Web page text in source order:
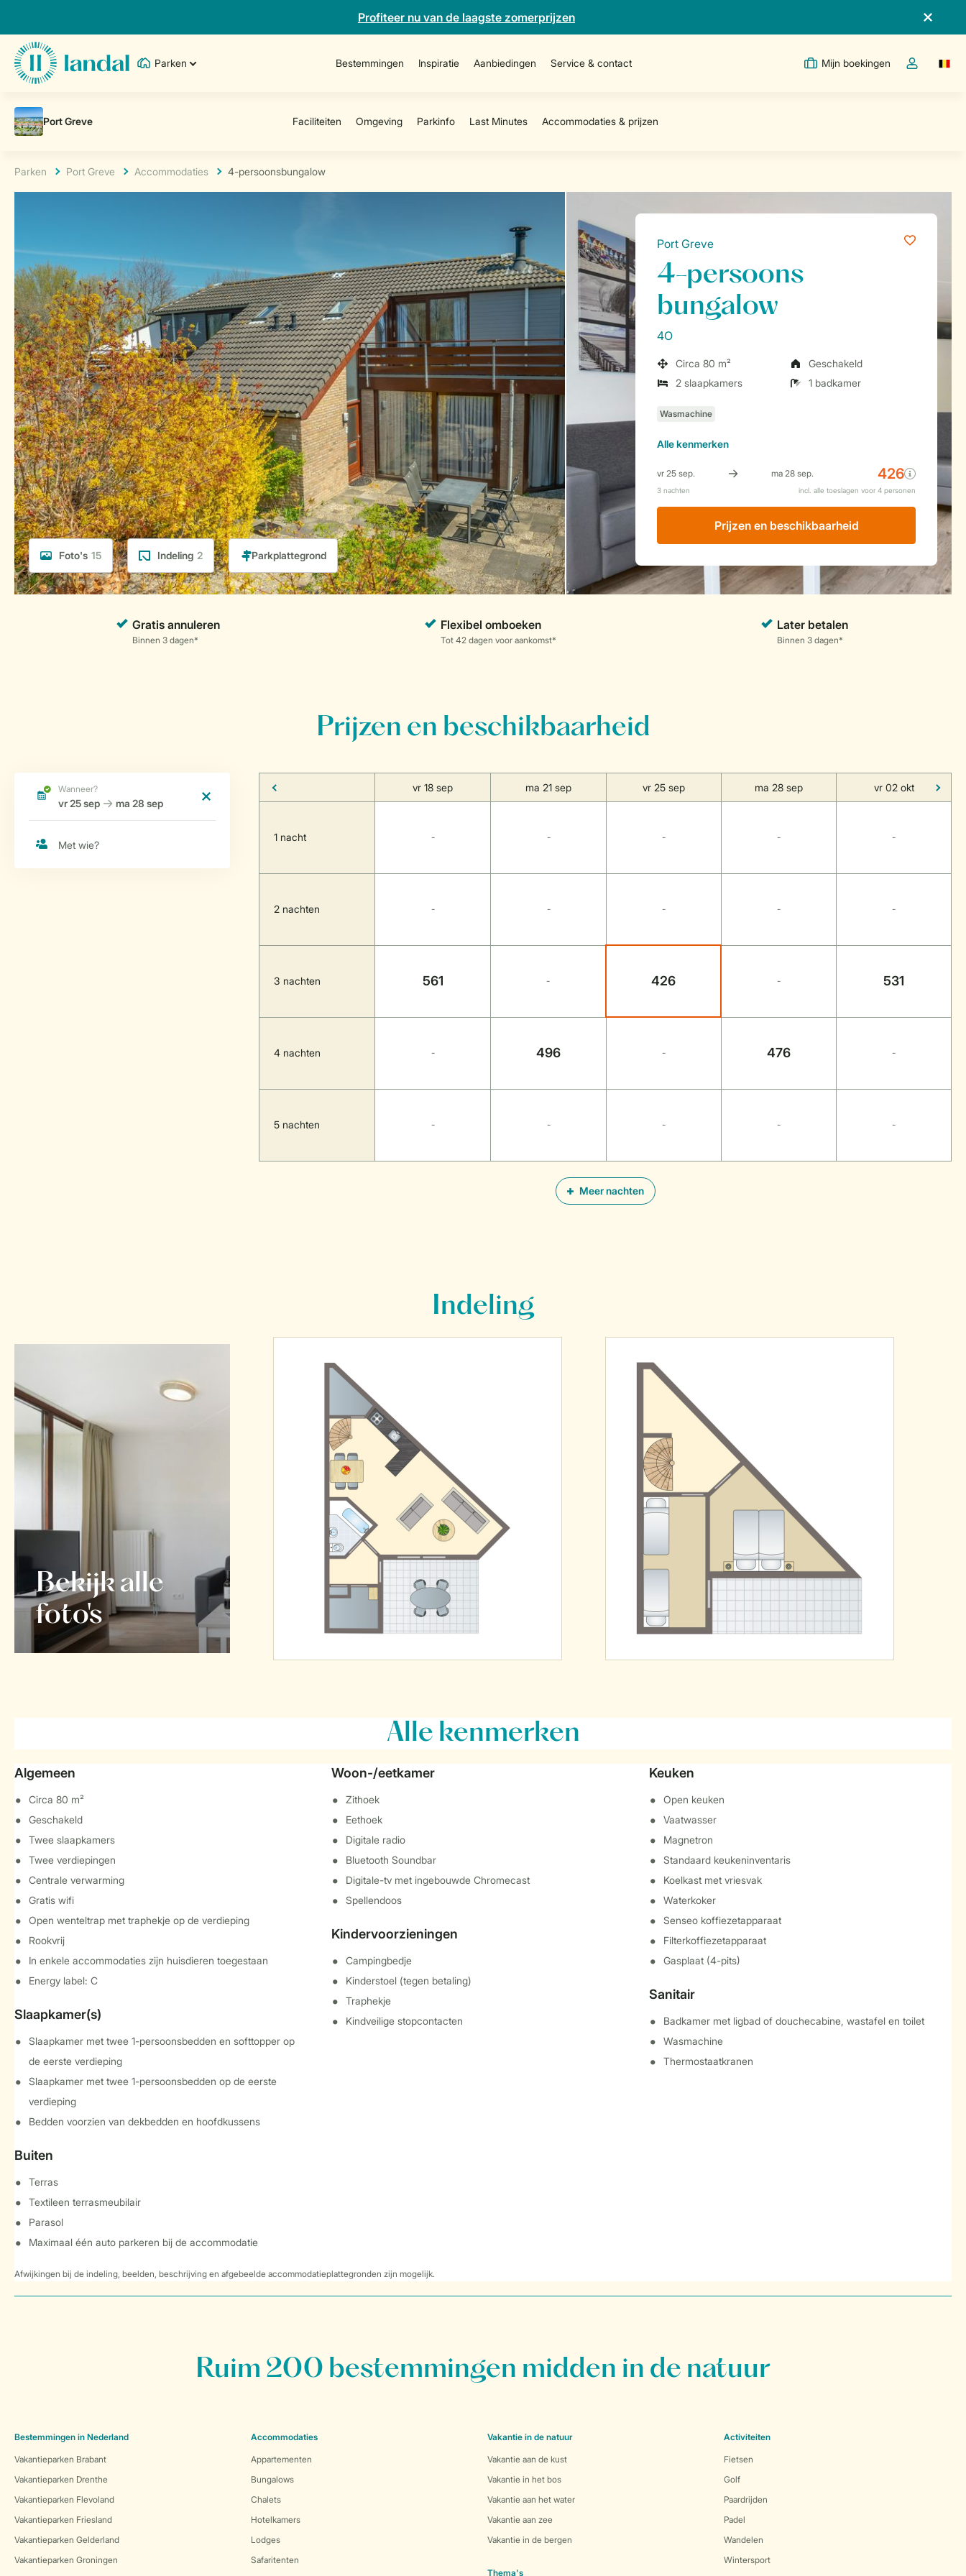
Profiteer nu van de laagste zomerprijzen
Parken Bestemmingen Inspiratie Aanbiedingen Service & contact Mijn boekingen
Open de
Parken Port Greve Accommodaties 4-persoonsbungalow
Foto's 15 Indeling 2
Port Greve
4-persoons
bungalow
4O
Circa 80 m²
Geschakeld
2 slaapkamers
1 badkamer
Allekenmerken
Prijzen en beschikbaarheid
Prijzen en beschikbaarheid
Meer nachten
vr 18 sep ma 21 sep vr 25 sep ma 28 sep vr 02 okt
1 nacht - - - - -
2 nachten - - - - -
3 nachten 561 - 426 - 531
4 nachten - 496 - 476 -
5 nachten - - - - -
Indeling
Bekijk alle
foto's
Alle kenmerken
Algemeen
Circa 80 m²
Geschakeld
Twee slaapkamers
Twee verdiepingen
Centrale verwarming
Gratis wifi
Open wenteltrap met traphekje op de verdieping
Rookvrij
In enkele accommodaties zijn huisdieren toegestaan
Energy label: C
Slaapkamer(s)
Slaapkamer met twee 1-persoonsbedden en softtopper op
de eerste verdieping
Slaapkamer met twee 1-persoonsbedden op de eerste
verdieping
Bedden voorzien van dekbedden en hoofdkussens
Buiten
Terras
Textileen terrasmeubilair
Parasol
Maximaal één auto parkeren bij de accommodatie
Woon-/eetkamer
Zithoek
Eethoek
Digitale radio
Bluetooth Soundbar
Digitale-tv met ingebouwde Chromecast
Spellendoos
Kindervoorzieningen
Campingbedje
Kinderstoel (tegen betaling)
Traphekje
Kindveilige stopcontacten
Keuken
Open keuken
Vaatwasser
Magnetron
Standaard keukeninventaris
Koelkast met vriesvak
Waterkoker
Senseo koffiezetapparaat
Filterkoffiezetapparaat
Gasplaat (4-pits)
Sanitair
Badkamer met ligbad of douchecabine, wastafel en toilet
Wasmachine
Thermostaatkranen
Afwijkingen bij de indeling, beelden, beschrijving en afgebeelde accommodatieplattegronden zijn mogelijk.
Ruim 200 bestemmingen midden in de natuur
Bestemmingen in Nederland
Vakantieparken Brabant
Vakantieparken Drenthe
Vakantieparken Flevoland
Vakantieparken Friesland
Vakantieparken Gelderland
Vakantieparken Groningen
Accommodaties
Appartementen
Bungalows
Chalets
Hotelkamers
Lodges
Safaritenten
Vakantie in de natuur
Vakantie aan de kust
Vakantie in het bos
Vakantie aan het water
Vakantie aan zee
Vakantie in de bergen
Thema's
Activiteiten
Fietsen
Golf
Paardrijden
Padel
Wandelen
Wintersport